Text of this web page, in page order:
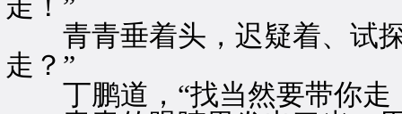
走！”
青青垂着头，迟疑着、试探
走？”
丁鹏道，“找当然要带你走